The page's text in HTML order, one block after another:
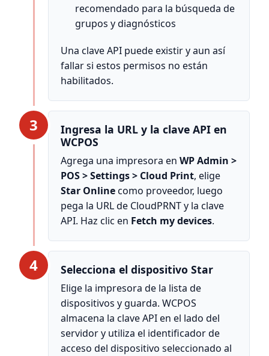
recomendado para la búsqueda de
grupos y diagnósticos
Una clave API puede existir y aun así
fallar si estos permisos no están
habilitados.
3
Ingresa la URL y la clave API en
WCPOS
Agrega una impresora en WP Admin >
POS > Settings > Cloud Print, elige
Star Onlinecomo proveedor, luego
pega la URL de CloudPRNT y la clave
API. Haz clic en Fetch my devices.
4 Selecciona el dispositivo Star
Elige la impresora de la lista de
dispositivos y guarda. WCPOS
almacena la clave API en el lado del
servidor y utiliza el identificador de
acceso del dispositivo seleccionado al